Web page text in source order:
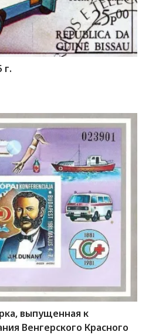
г.
выпущенная к
Венгерского Красного